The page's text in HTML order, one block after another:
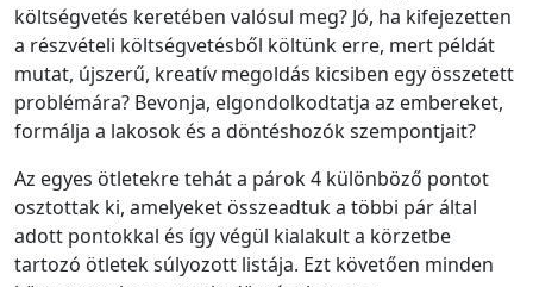
költségvetés keretében valósul meg? Jó, ha kifejezetten
a részvételi költségvetésből költünk erre, mert példát
mutat, újszerű, kreatív megoldás kicsiben egy összetett
problémára? Bevonja, elgondolkodtatja az embereket,
formálja a lakosok és a döntéshozók szempontjait?
Az egyes ötletekre tehát a párok 4 különböző pontot
osztottak ki, amelyeket összeadtuk a többi pár által
adott pontokkal és így végül kialakult a körzetbe
tartozó ötletek súlyozott listája. Ezt követően minden